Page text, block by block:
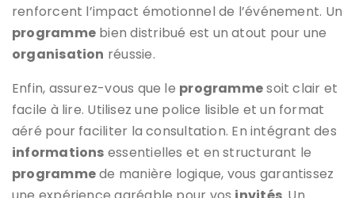
renforcent l’impact émotionnel de l’événement. Un
programme bien distribué est un atout pour une
organisation réussie.
Enfin, assurez-vous que le programmesoit clair et
facile à lire. Utilisez une police lisible et un format
aéré pour faciliter la consultation. En intégrant des
informations essentielles et en structurant le
programmede manière logique, vous garantissez